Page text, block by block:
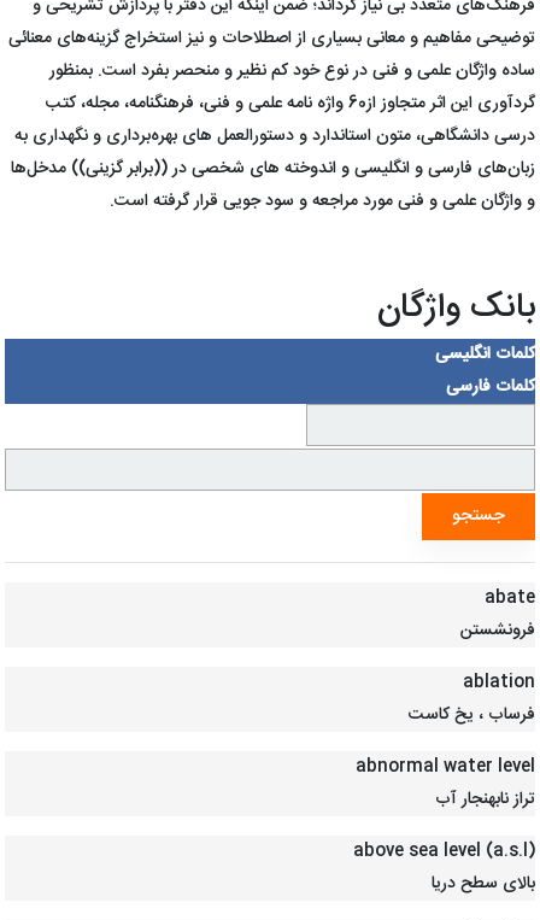
فرهنگ‌های متعدد بی نیاز گرداند؛ ضمن اینکه این دفتر با پردازش تشریحی و
توضیحی مفاهیم و معانی بسیاری از اصطلاحات و نیز استخراج گزینه‌های معنائی
ساده واژگان علمی و فنی در نوع خود کم نظیر و منحصر بفرد است. بمنظور
گردآوری این اثر متجاوز از60 واژه نامه علمی و فنی، فرهنگنامه، مجله، کتب
درسی دانشگاهی، متون استاندارد و دستورالعمل های بهره‌برداری و نگهداری به
زبان‌های فارسی و انگلیسی و اندوخته های شخصی در ((برابر گزینی)) مدخل‌ها
و واژگان علمی و فنی مورد مراجعه و سود جویی قرار گرفته است.
بانک واژگان
کلمات انگلیسی
کلمات فارسی
abate
فرونشستن
ablation
فرساب ، یخ کاست
abnormal water level
تراز نابهنجار آب
above sea level (a.s.l)
بالای سطح دریا